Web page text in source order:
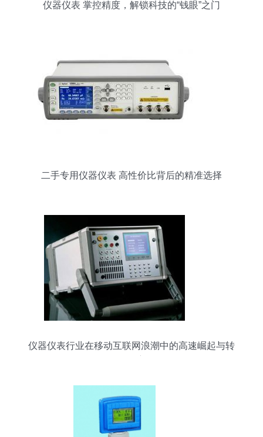
仪器仪表 掌控精度，解锁科技的“钱眼”之门
二手专用仪器仪表 高性价比背后的精准选择
仪器仪表行业在移动互联网浪潮中的高速崛起与转